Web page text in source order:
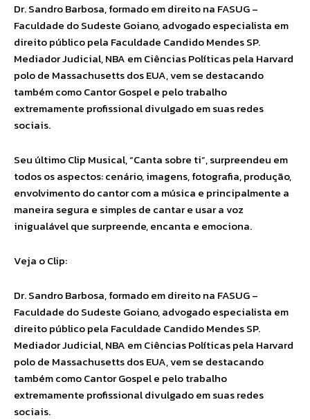
Dr. Sandro Barbosa, formado em direito na FASUG –
Faculdade do Sudeste Goiano, advogado especialista em
direito público pela Faculdade Candido Mendes SP.
Mediador Judicial, NBA em Ciências Políticas pela Harvard
polo de Massachusetts dos EUA, vem se destacando
também como Cantor Gospel e pelo trabalho
extremamente profissional divulgado em suas redes
sociais.
Seu último Clip Musical, “Canta sobre ti”, surpreendeu em
todos os aspectos: cenário, imagens, fotografia, produção,
envolvimento do cantor com a música e principalmente a
maneira segura e simples de cantar e usar a voz
inigualável que surpreende, encanta e emociona.
Veja o Clip:
Dr. Sandro Barbosa, formado em direito na FASUG –
Faculdade do Sudeste Goiano, advogado especialista em
direito público pela Faculdade Candido Mendes SP.
Mediador Judicial, NBA em Ciências Políticas pela Harvard
polo de Massachusetts dos EUA, vem se destacando
também como Cantor Gospel e pelo trabalho
extremamente profissional divulgado em suas redes
sociais.